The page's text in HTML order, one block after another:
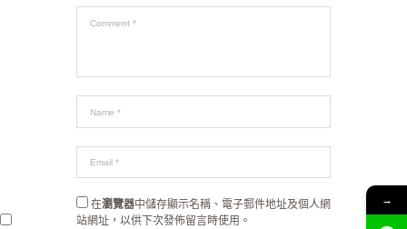
在瀏覽器中儲存顯示名稱、電子郵件地址及個人網
站網址，以供下次發佈留言時使用。
→